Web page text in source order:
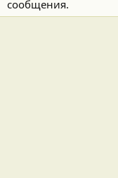
сообщения.